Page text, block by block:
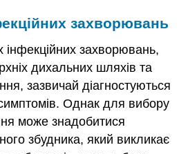
захворювань
інфекційних захворювань,
дихальних шляхів та
зазвичай діагностуються
симптомів. Однак для вибору
може знадобитися
збудника, який викликає